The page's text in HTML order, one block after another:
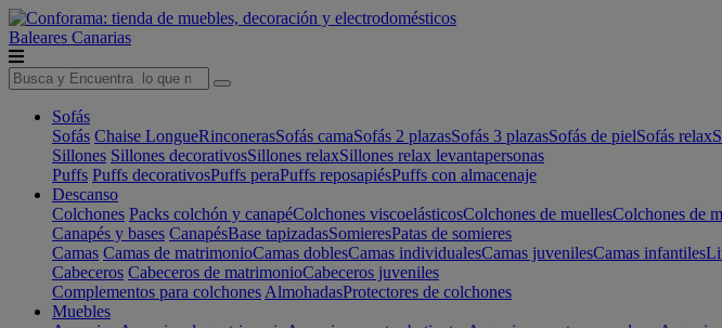
Baleares Canarias
Sofás
Sofás Chaise LongueRinconerasSofás camaSofás 2 plazasSofás 3 plazasSofás de pielSofás relax
Sillones Sillones decorativosSillones relaxSillones relax levantapersonas
Puffs Puffs decorativosPuffs peraPuffs reposapiésPuffs con almacenaje
Descanso
Colchones Packs colchón y canapéColchones viscoelásticosColchones de muellesColchones de
Canapés y bases CanapésBase tapizadasSomieresPatas de somieres
Camas Camas de matrimonioCamas doblesCamas individualesCamas juvenilesCamas infantiles
Cabeceros Cabeceros de matrimonioCabeceros juveniles
Complementos para colchones AlmohadasProtectores de colchones
Muebles